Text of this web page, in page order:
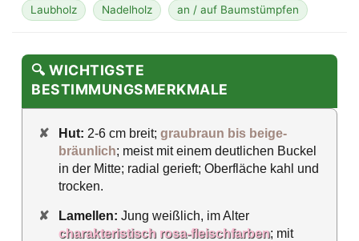
Laubholz Nadelholz an / auf Baumstümpfen
🔍 WICHTIGSTE
BESTIMMUNGSMERKMALE
✘ Hut: 2-6 cm breit; graubraun bis beige-
bräunlich; meist mit einem deutlichen Buckel
in der Mitte; radial gerieft; Oberfläche kahl und
trocken.
✘ Lamellen: Jung weißlich, im Alter
charakteristisch rosa-fleischfarben; mit